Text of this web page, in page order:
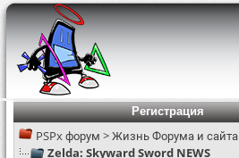
Регистрация
PSPx форум >Жизнь Форума и сайта
Zelda: Skyward Sword NEWS